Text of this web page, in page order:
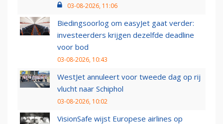
03-08-2026, 11:06
Biedingsoorlog om easyJet gaat verder:
investeerders krijgen dezelfde deadline
voor bod
03-08-2026, 10:43
WestJet annuleert voor tweede dag op rij
vlucht naar Schiphol
03-08-2026, 10:02
VisionSafe wijst Europese airlines op